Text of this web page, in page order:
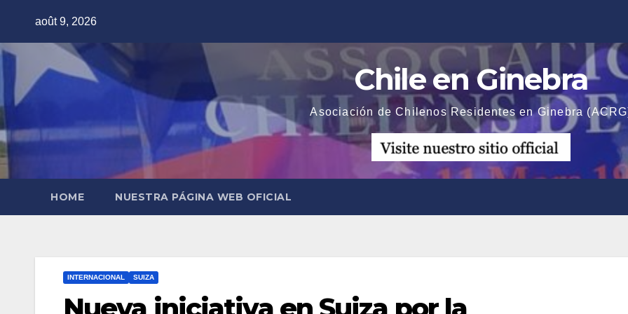
content
août 9, 2026
Chile en Ginebra
Asociación de Chilenos Residentes en Ginebra
HOME NUESTRA PÁGINA WEB OFICIAL
INTERNACIONAL SUIZA